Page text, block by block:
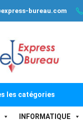
bureau.com
les catégories
INFORMATIQUE